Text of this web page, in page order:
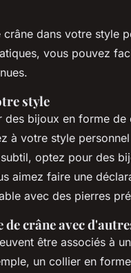
dans votre style
vous pouvez
style
des bijoux en forme
à votre style
optez pour des
aimez faire une
avec des pierres
crâne avec
être associés à
un collier en